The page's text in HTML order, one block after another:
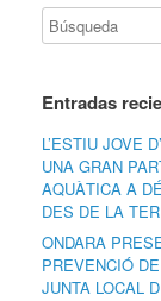
Entradas
L’ESTIU JOVE
UNA GRAN
AQUÀTICA A
DES DE LA
ONDARA
PREVENCIÓ
JUNTA LOCAL